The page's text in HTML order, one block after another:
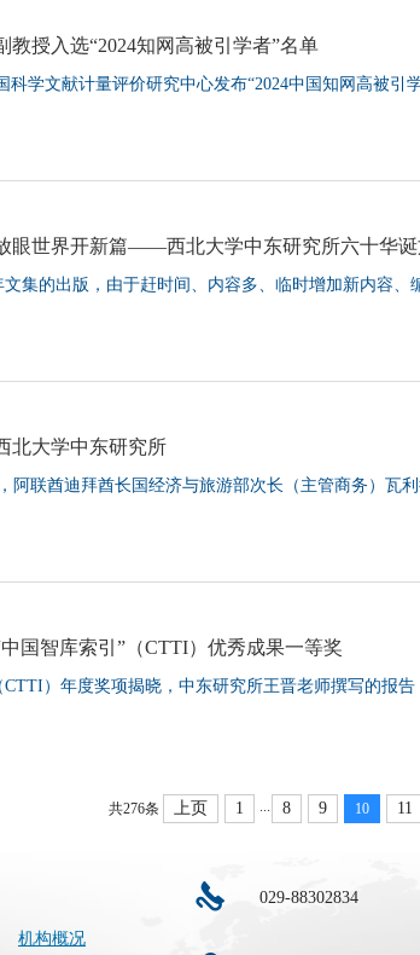
教授入选“2024知网高被引学者”名单
科学文献计量评价研究中心发布“2024中国知网高被引
眼世界开新篇——西北大学中东研究所六十华
集的出版，由于赶时间、内容多、临时增加新内容、
北大学中东研究所
阿联酋迪拜酋长国经济与旅游部次长（主管商务）瓦利
国智库索引”（CTTI）优秀成果一等奖
CTTI）年度奖项揭晓，中东研究所王晋老师撰写的报
共276条 上页 1 ... 8 9 10 11
机构概况
029-88302834